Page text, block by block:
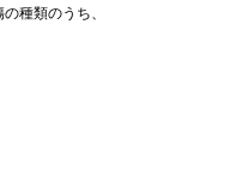
種類のうち、